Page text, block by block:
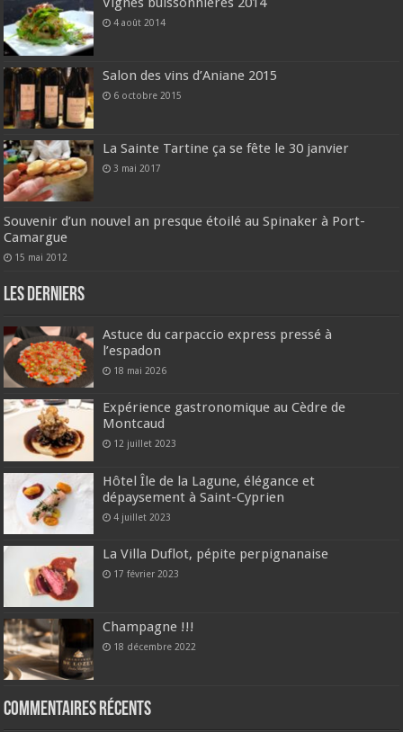
4 août 2014
Salon des vins d’Aniane 2015
6 octobre 2015
La Sainte Tartine ça se fête le 30 janvier
3 mai 2017
Souvenir d’un nouvel an presque étoilé au Spinaker à Port-
Camargue
15 mai 2012
Les derniers
Astuce du carpaccio express pressé à
l’espadon
18 mai 2026
Expérience gastronomique au Cèdre de
Montcaud
12 juillet 2023
Hôtel Île de la Lagune, élégance et
dépaysement à Saint-Cyprien
4 juillet 2023
La Villa Duflot, pépite perpignanaise
17 février 2023
Champagne !!!
18 décembre 2022
Commentaires récents